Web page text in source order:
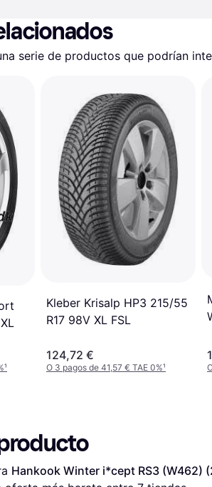
serie de productos que podrían
¹
Kleber Krisalp HP3 215/55
R17 98V XL FSL
124,72 €
O 3 pagos de 41,57 € TAE 0%¹
Hankook Winter i*cept RS3 (W462)